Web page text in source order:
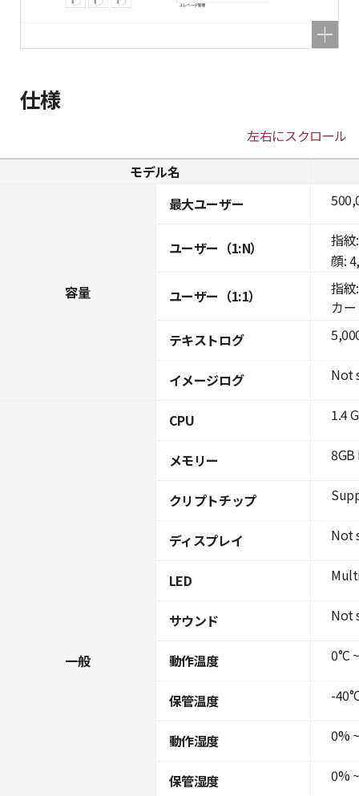
仕様
左右にスクロール
モデル名
容量
最大ユーザー
ユーザー（1:N）
ユーザー（1:1）
テキストログ
イメージログ
一般
CPU
メモリー
クリプトチップ
ディスプレイ
LED
サウンド
動作温度
保管温度
動作湿度
保管湿度
指紋
顔:
指紋
カ
Not
1.4
8GB
Not
Not
0°C
-
0%
0%